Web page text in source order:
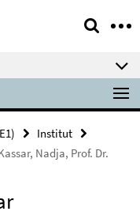
Institut
Nadja, Prof. Dr.